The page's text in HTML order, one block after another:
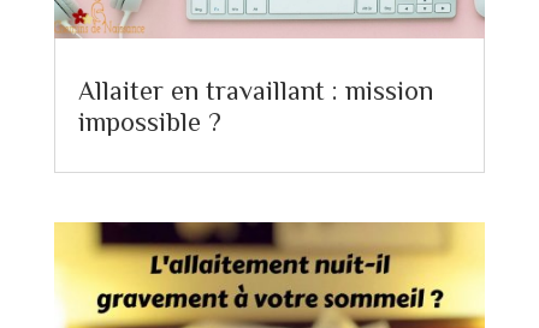
Allaiter en travaillant : mission
impossible ?